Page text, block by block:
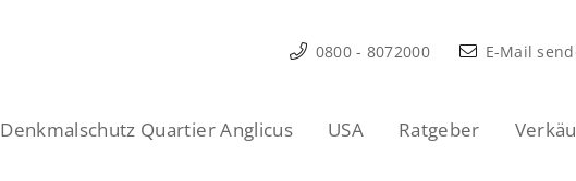
0800 - 8072000 E-Mail
Denkmalschutz Quartier Anglicus USA Ratgeber